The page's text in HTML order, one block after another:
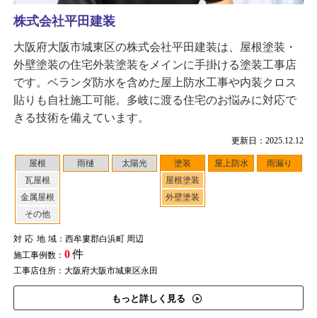
更新日：2025.12.12
屋根
瓦屋根
金属屋根
その他
雨樋 太陽光
塗装
屋根塗装
外壁塗装
屋上防水 雨漏り
対応地域：西牟婁郡白浜町 周辺
施工事例数： 0件
工事店住所：大阪府大阪市城東区永田
もっと詳しく見る
株式会社平田建装
大阪府大阪市城東区の株式会社平田建装は、屋根塗装・
外壁塗装の住宅外装塗装をメインに手掛ける塗装工事店
です。ベランダ防水を含めた屋上防水工事や内装クロス
貼りも自社施工可能。多岐に渡る住宅のお悩みに対応で
きる技術を備えています。